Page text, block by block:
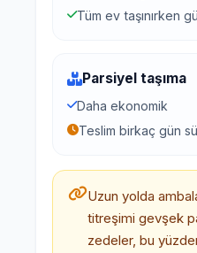
Tüm ev taşınırken
Parsiyel taşıma
Daha ekonomik
Teslim birkaç gün
Uzun yolda
titreşimi gevşek
zedeler, bu